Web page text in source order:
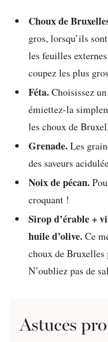
Choux de
gros, lorsqu’ils
les feuilles
coupez les plus
Féta. Choisissez
émiettez-la
les choux de
Grenade. Les
des saveurs
Noix de pécan.
croquant !
Sirop d’érable +
huile d’olive. Ce
choux de
N’oubliez pas de
Astuces pro